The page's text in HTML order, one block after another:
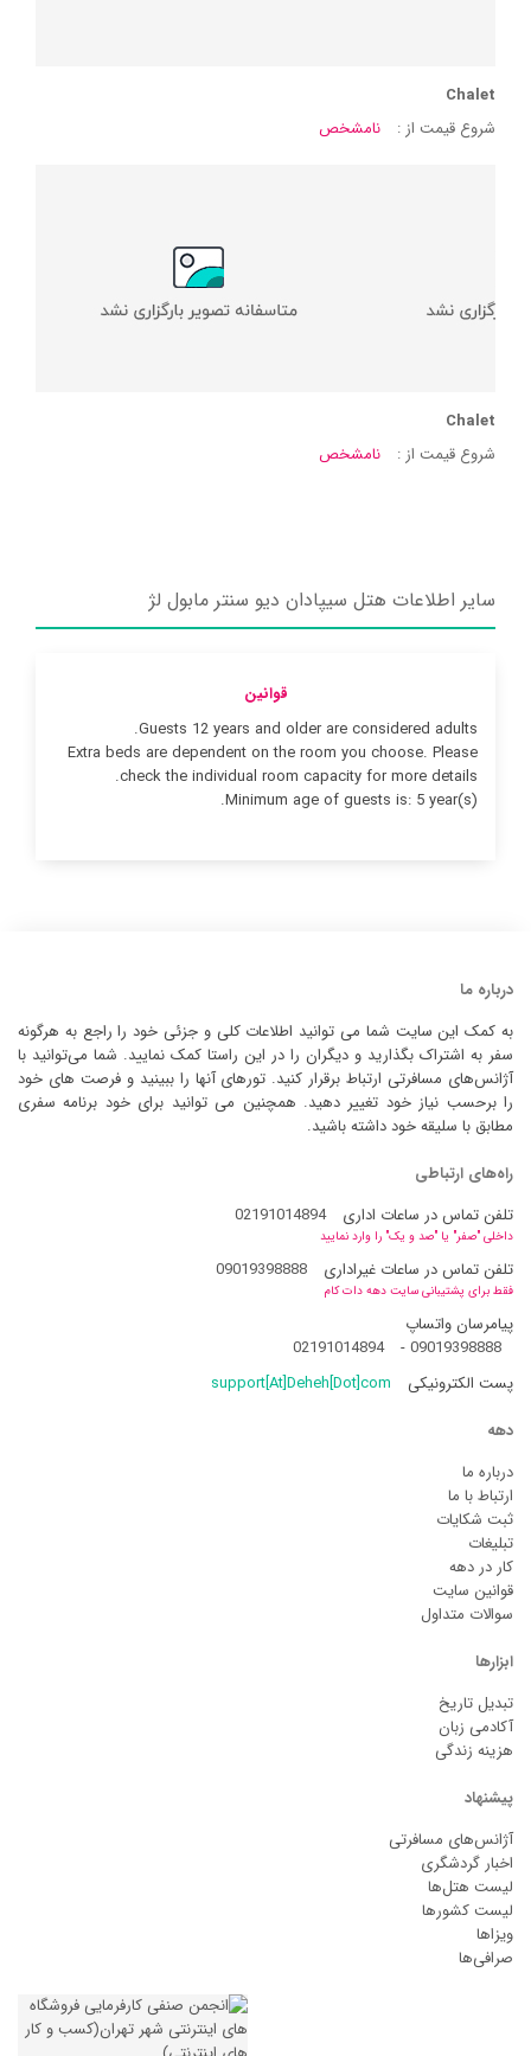
Chalet
شروع قیمت از :
نامشخص
Chalet
شروع قیمت از :
نامشخص
سایر اطلاعات هتل سیپادان دیو سنتر مابول لژ
قوانین
Guests 12 years and older are considered adults.
Extra beds are dependent on the room you choose. Please
check the individual room capacity for more details.
Minimum age of guests is: 5 year(s).
درباره ما
به کمک این سایت شما می توانید اطلاعات کلی و جزئی خود را راجع به هرگونه
سفر به اشتراک بگذارید و دیگران را در این راستا کمک نمایید. شما می‌توانید با
آژانس‌های مسافرتی ارتباط برقرار کنید. تورهای آنها را ببینید و فرصت های خود
را برحسب نیاز خود تغییر دهید. همچنین می توانید برای خود برنامه سفری
مطابق با سلیقه خود داشته باشید.
راه‌های ارتباطی
تلفن تماس در ساعات اداری
02191014894
داخلی "صفر" یا "صد و یک" را وارد نمایید
تلفن تماس در ساعات غیراداری 09019398888
فقط برای پشتیبانی سایت دهه دات کام
پیامرسان واتساپ
09019398888
-
02191014894
پست الکترونیکی
support[At]Deheh[Dot]com
دهه
درباره ما
ارتباط با ما
ثبت شکایات
تبلیغات
کار در دهه
قوانین سایت
سوالات متداول
ابزارها
تبدیل تاریخ
آکادمی زبان
هزینه زندگی
پیشنهاد
آژانس‌های مسافرتی
اخبار گردشگری
لیست هتل‌ها
لیست کشورها
ویزاها
صرافی‌ها